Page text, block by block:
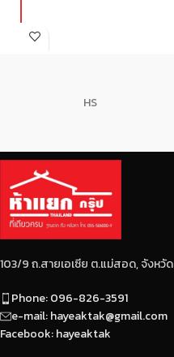
HS
103/9 ถ.สายเอเซีย ต.แม่สอด, จังหวั
Phone: 096-826-3591
e-mail: hayeaktak@gmail.com
Facebook: hayeaktak